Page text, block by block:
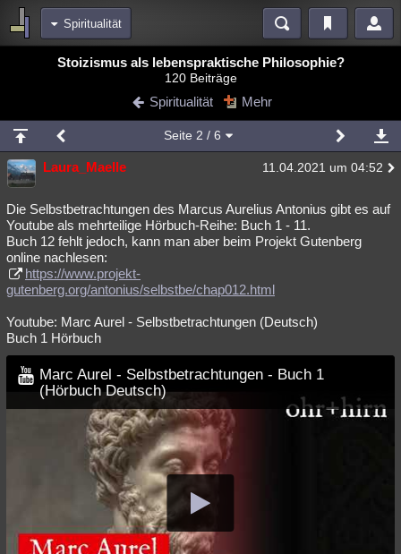
Spiritualität
Blogs Videos
Chat Wiki Neuigkeiten
meine Rubriken
Menschen Wissenschaft Mystery Kriminalfälle
Spiritualität Verschwörungen Technologie Ufologie
Natur Umfragen Unterhaltung
weitere Rubriken
Philosophie Träume Orte Esoterik
Astronomie Helpdesk Gruppen Gaming Filme
Musik Clash Verbesserungen Allmystery English
Übersichten
Teilgenommen Alle Neue Geschlossen
Schlüsselwörter
Stoizismus als lebenspraktische Philosophie?
120 Beiträge
Spiritualität Mehr
Seite 2 / 6
Laura_Maelle 11.04.2021 um 04:52
Die Selbstbetrachtungen des Marcus Aurelius Antonius gibt es auf
Youtube als mehrteilige Hörbuch-Reihe: Buch 1 - 11.
Buch 12 fehlt jedoch, kann man aber beim Projekt Gutenberg
online nachlesen:
https://www.projekt-
gutenberg.org/antonius/selbstbe/chap012.html
Youtube: Marc Aurel - Selbstbetrachtungen (Deutsch)
Buch 1 Hörbuch
Marc Aurel - Selbstbetrachtungen - Buch 1
(Hörbuch Deutsch)